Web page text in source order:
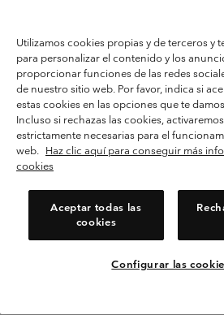
Condiciones de uso
Terminos de Venta
Política de Privacidad
Términos y condiciones del programa de
Términos De Uso Del Contenido Generado Por
Impressum
Cookies Public CBCR
Utilizamos cookies propias y de terceros y
para personalizar el contenido y los
proporcionar funciones de las redes
de nuestro sitio web. Por favor, indica si
estas cookies en las opciones que te
Incluso si rechazas las cookies,
estrictamente necesarias para el
web. Haz clic aquí para conseguir más
cookies
Aceptar todas las
cookies
Configurar las
Selecciona tu país e
Compras en línea
España
Ver Todos Los Países